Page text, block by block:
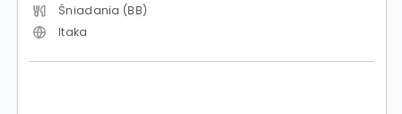
Śniadania (BB)
Itaka